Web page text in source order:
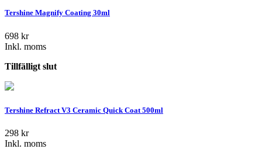
Tershine Magnify Coating 30ml
698 kr
Inkl. moms
Tillfälligt slut
Tershine Refract V3 Ceramic Quick Coat 500ml
298 kr
Inkl. moms